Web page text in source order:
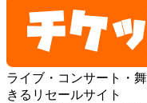
ライブ・コンサート・
きるリセールサイト